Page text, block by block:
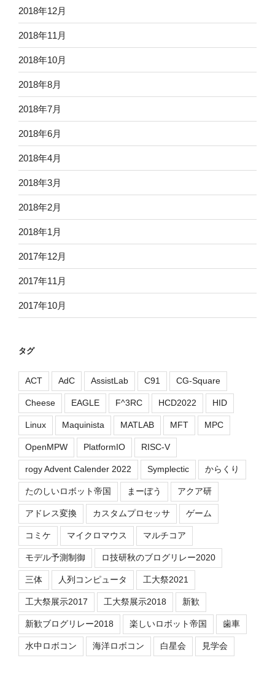
2018年12月
2018年11月
2018年10月
2018年8月
2018年7月
2018年6月
2018年4月
2018年3月
2018年2月
2018年1月
2017年12月
2017年11月
2017年10月
タグ
ACT AdC AssistLab C91 CG-Square
Cheese EAGLE F^3RC HCD2022 HID
Linux Maquinista MATLAB MFT MPC
OpenMPW PlatformIO RISC-V
rogy Advent Calender 2022 Symplectic からくり
たのしいロボット帝国 まーぼう アクア研
アドレス変換 カスタムプロセッサ ゲーム
コミケ マイクロマウス マルチコア
モデル予測制御 ロ技研秋のブログリレー2020
三体 人列コンピュータ 工大祭2021
工大祭展示2017 工大祭展示2018 新歓
新歓ブログリレー2018 楽しいロボット帝国 歯車
水中ロボコン 海洋ロボコン 白星会 見学会